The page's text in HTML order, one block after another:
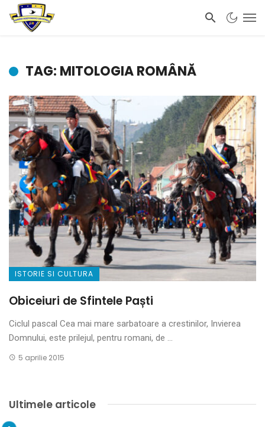
TAG: MITOLOGIA ROMÂNĂ
ISTORIE SI CULTURA
Obiceiuri de Sfintele Paști
Ciclul pascal Cea mai mare sarbatoare a crestinilor, Invierea
Domnului, este prilejul, pentru romani, de ...
5 aprilie 2015
Ultimele articole